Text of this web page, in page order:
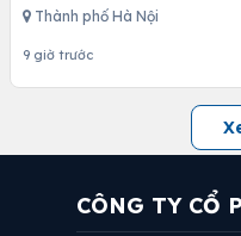
Thành phố Hà Nội
9 giờ trước
CÔNG TY CỔ